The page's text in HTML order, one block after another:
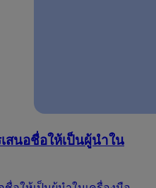
สนอชื่อให้เป็นผู้นำใน